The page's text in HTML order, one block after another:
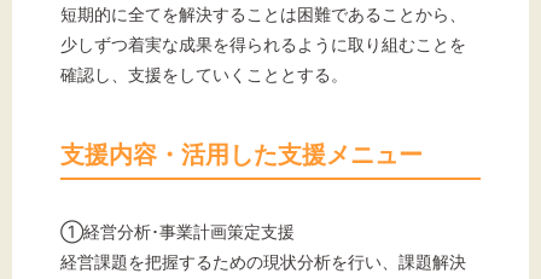
短期的に全てを解決することは困難であることから、
少しずつ着実な成果を得られるように取り組むことを
確認し、支援をしていくこととする。
支援内容・活用した支援メニュー
①経営分析･事業計画策定支援
経営課題を把握するための現状分析を行い、課題解決